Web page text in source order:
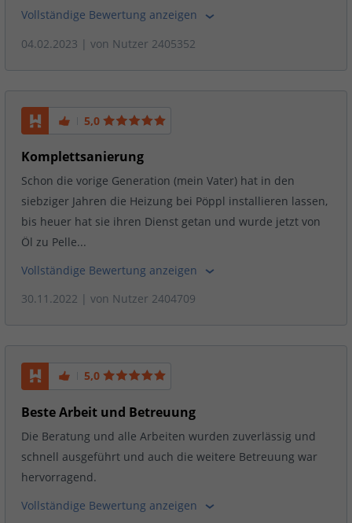
Vollständige Bewertung anzeigen
04.02.2023 | von Nutzer 2405352
5,0
Komplettsanierung
Schon die vorige Generation (mein Vater) hat in den
siebziger Jahren die Heizung bei Pöppl installieren lassen,
bis heuer hat sie ihren Dienst getan und wurde jetzt von
Öl zu Pelle...
Vollständige Bewertung anzeigen
30.11.2022 | von Nutzer 2404709
5,0
Beste Arbeit und Betreuung
Die Beratung und alle Arbeiten wurden zuverlässig und
schnell ausgeführt und auch die weitere Betreuung war
hervorragend.
Vollständige Bewertung anzeigen